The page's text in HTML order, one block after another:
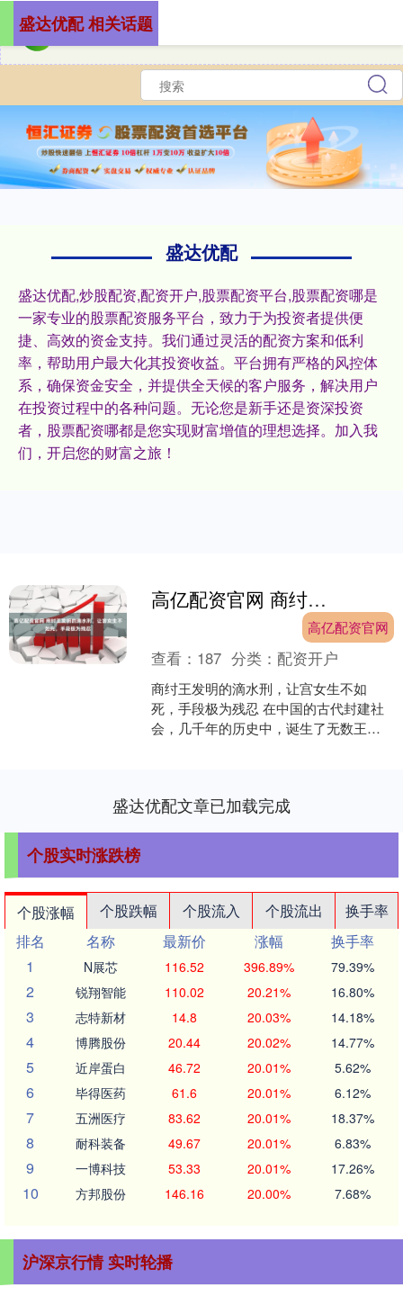
盛达优配
盛达优配,炒股配资,配资开户,股票配资平台,股票配资哪是
一家专业的股票配资服务平台，致力于为投资者提供便
捷、高效的资金支持。我们通过灵活的配资方案和低利
率，帮助用户最大化其投资收益。平台拥有严格的风控体
系，确保资金安全，并提供全天候的客户服务，解决用户
在投资过程中的各种问题。无论您是新手还是资深投资
者，股票配资哪都是您实现财富增值的理想选择。加入我
们，开启您的财富之旅！
盛达优配 相关话题
高亿配资官网 商纣王发明的滴水刑，让宫女生不如死，手段极为残忍
高亿配资官网
查看： 187 分类：配资开户
商纣王发明的滴水刑，让宫女生不如
死，手段极为残忍 在中国的古代封建社
会，几千年的历史中，诞生了无数王
盛达优配文章已加载完成
个股实时涨跌榜
个股涨幅 个股跌幅 个股流入 个股流出
换手率
排名
名称 最新价 涨幅
换手率
1
N展芯 116.52 396.89% 79.39%
2 锐翔智能 110.02 20.21% 16.80%
3 志特新材 14.8 20.03% 14.18%
4 博腾股份 20.44 20.02% 14.77%
5 近岸蛋白 46.72 20.01% 5.62%
6 毕得医药 61.6 20.01% 6.12%
7 五洲医疗 83.62 20.01% 18.37%
8 耐科装备 49.67 20.01% 6.83%
9 一博科技 53.33 20.01% 17.26%
10 方邦股份 146.16 20.00% 7.68%
沪深京行情 实时轮播